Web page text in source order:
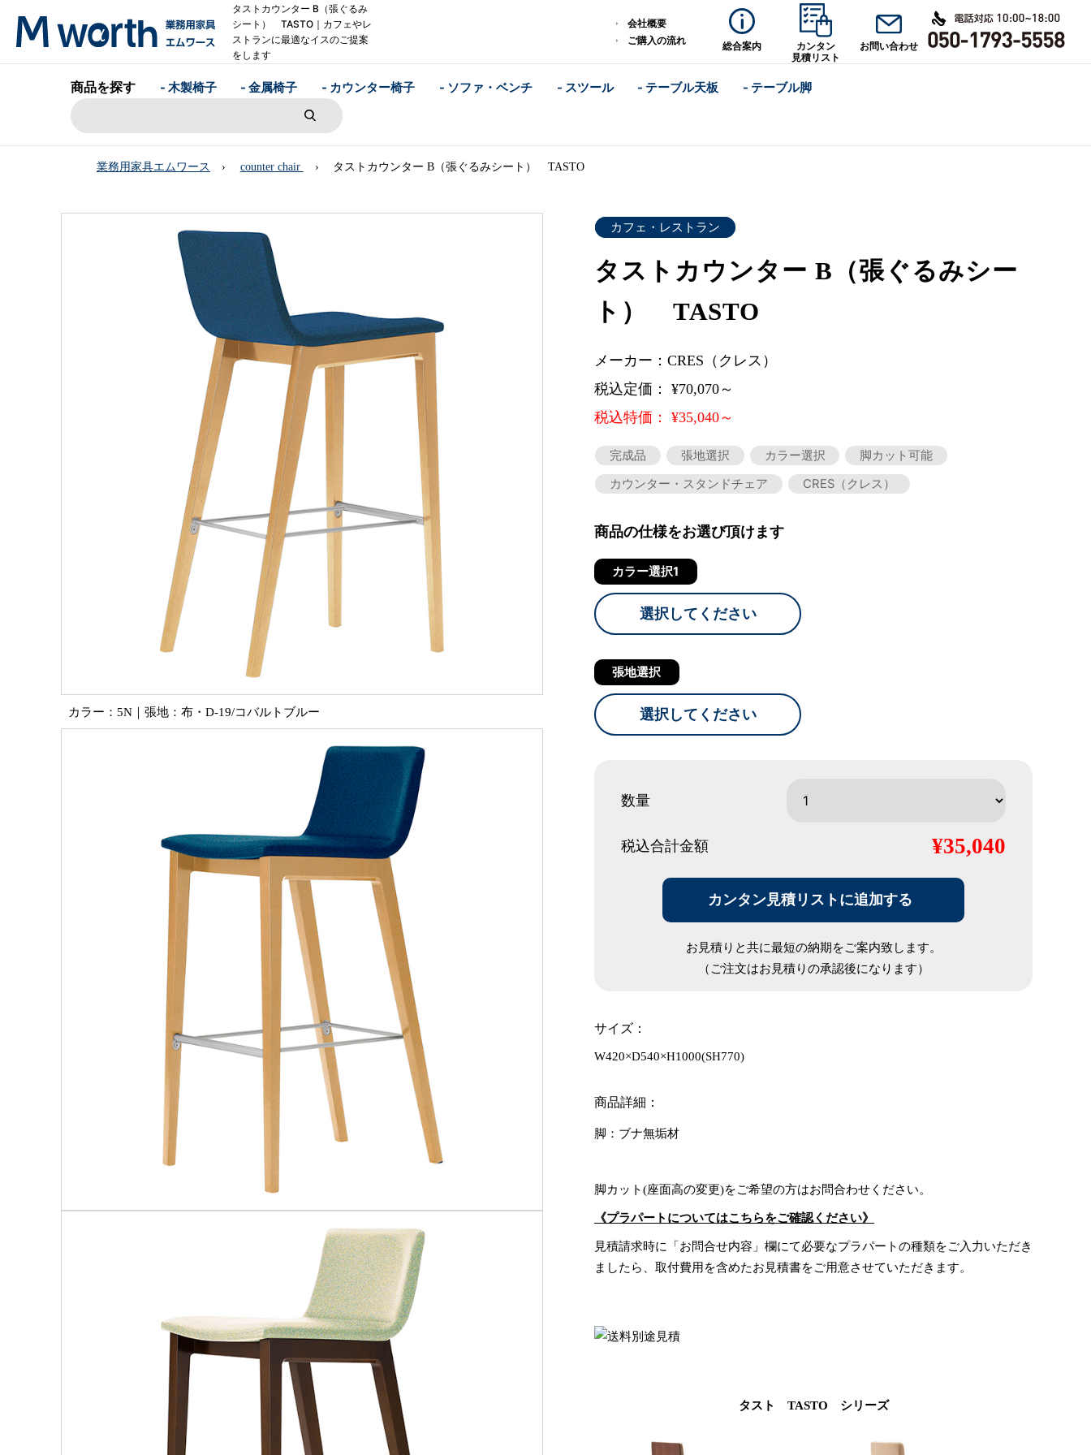
タストカウンター B（張ぐるみ
シート） TASTO｜カフェやレ
ストランに最適なイスのご提案
をします
会社概要
ご購入の流れ
総合案内
カンタン
見積リスト
お問い合わせ
商品を探す - 木製椅子 - 金属椅子 - カウンター椅子 - ソファ・ベンチ - スツール - テーブル天板 - テーブル脚
業務用家具エムワース counter chair タストカウンター B（張ぐるみシート） TASTO
カラー：5N｜張地：布・D-19/コバルトブルー
カフェ・レストラン
タストカウンター B（張ぐるみシー
ト） TASTO
メーカー：CRES（クレス）
税込定価： ¥70,070～
税込特価： ¥35,040～
完成品 張地選択 カラー選択
脚カット可能
カウンター・スタンドチェア
CRES（クレス）
商品の仕様をお選び頂けます
カラー選択1
選択してください
張地選択
選択してください
数量
税込合計金額 ¥35,040
カンタン見積リストに追加する
お見積りと共に最短の納期をご案内致します。
（ご注文はお見積りの承認後になります）
サイズ：
W420×D540×H1000(SH770)
商品詳細：
脚：ブナ無垢材
脚カット(座面高の変更)をご希望の方はお問合わせください。
《プラパートについてはこちらをご確認ください》
見積請求時に「お問合せ内容」欄にて必要なプラパートの種類をご入力いただき
ましたら、取付費用を含めたお見積書をご用意させていただきます。
タスト TASTO シリーズ